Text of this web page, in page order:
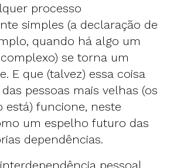
processo
simples (a declaração de
quando há algo um
se torna um
E que (talvez) essa coisa
pessoas mais velhas (os
está) funcione, neste
um espelho futuro das
dependências.
pessoal